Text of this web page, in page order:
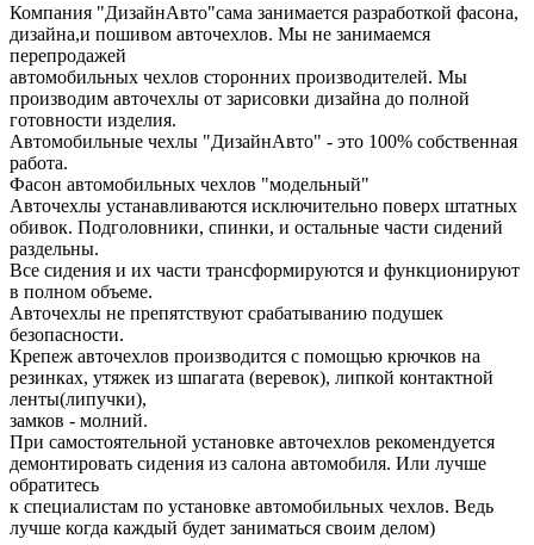
Компания "ДизайнАвто"сама занимается разработкой фасона,
дизайна,и пошивом авточехлов. Мы не занимаемся
перепродажей
автомобильных чехлов сторонних производителей. Мы
производим авточехлы от зарисовки дизайна до полной
готовности изделия.
Автомобильные чехлы "ДизайнАвто" - это 100% собственная
работа.
Фасон автомобильных чехлов "модельный"
Авточехлы устанавливаются исключительно поверх штатных
обивок. Подголовники, спинки, и остальные части сидений
раздельны.
Все сидения и их части трансформируются и функционируют
в полном объеме.
Авточехлы не препятствуют срабатыванию подушек
безопасности.
Крепеж авточехлов производится с помощью крючков на
резинках, утяжек из шпагата (веревок), липкой контактной
ленты(липучки),
замков - молний.
При самостоятельной установке авточехлов рекомендуется
демонтировать сидения из салона автомобиля. Или лучше
обратитесь
к специалистам по установке автомобильных чехлов. Ведь
лучше когда каждый будет заниматься своим делом)